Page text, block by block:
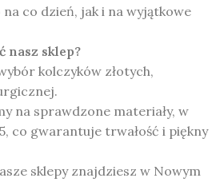
co dzień, jak i na wyjątkowe
nasz sklep?
kolczyków złotych,
na sprawdzone materiały, w
co gwarantuje trwałość i piękny
sklepy znajdziesz w Nowym